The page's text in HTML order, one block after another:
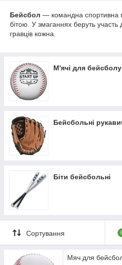
Бейсбол — командна спортивна
бітою. У змаганнях беруть участь
гравців кожна.
М'ячі для бейсболу
Бейсбольні
Біти бейсбольні
Сортування
Мяч для